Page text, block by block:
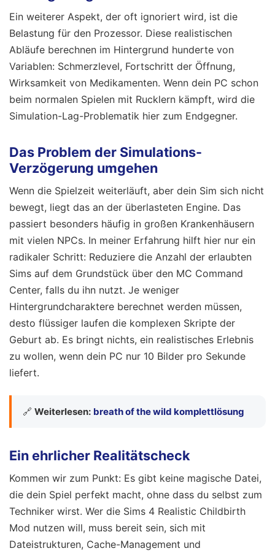
Ein weiterer Aspekt, der oft ignoriert wird, ist die
Belastung für den Prozessor. Diese realistischen
Abläufe berechnen im Hintergrund hunderte von
Variablen: Schmerzlevel, Fortschritt der Öffnung,
Wirksamkeit von Medikamenten. Wenn dein PC schon
beim normalen Spielen mit Rucklern kämpft, wird die
Simulation-Lag-Problematik hier zum Endgegner.
Das Problem der Simulations-
Verzögerung umgehen
Wenn die Spielzeit weiterläuft, aber dein Sim sich nicht
bewegt, liegt das an der überlasteten Engine. Das
passiert besonders häufig in großen Krankenhäusern
mit vielen NPCs. In meiner Erfahrung hilft hier nur ein
radikaler Schritt: Reduziere die Anzahl der erlaubten
Sims auf dem Grundstück über den MC Command
Center, falls du ihn nutzt. Je weniger
Hintergrundcharaktere berechnet werden müssen,
desto flüssiger laufen die komplexen Skripte der
Geburt ab. Es bringt nichts, ein realistisches Erlebnis
zu wollen, wenn dein PC nur 10 Bilder pro Sekunde
liefert.
🔗 Weiterlesen: breath of the wild komplettlösung
Ein ehrlicher Realitätscheck
Kommen wir zum Punkt: Es gibt keine magische Datei,
die dein Spiel perfekt macht, ohne dass du selbst zum
Techniker wirst. Wer die Sims 4 Realistic Childbirth
Mod nutzen will, muss bereit sein, sich mit
Dateistrukturen, Cache-Management und